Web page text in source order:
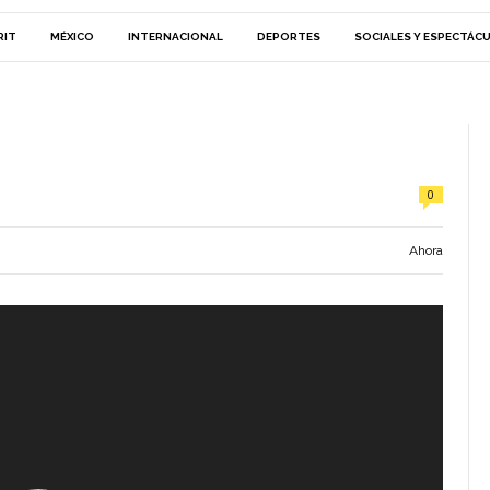
MÉXICO INTERNACIONAL DEPORTES SOCIALES Y
0
Ahora